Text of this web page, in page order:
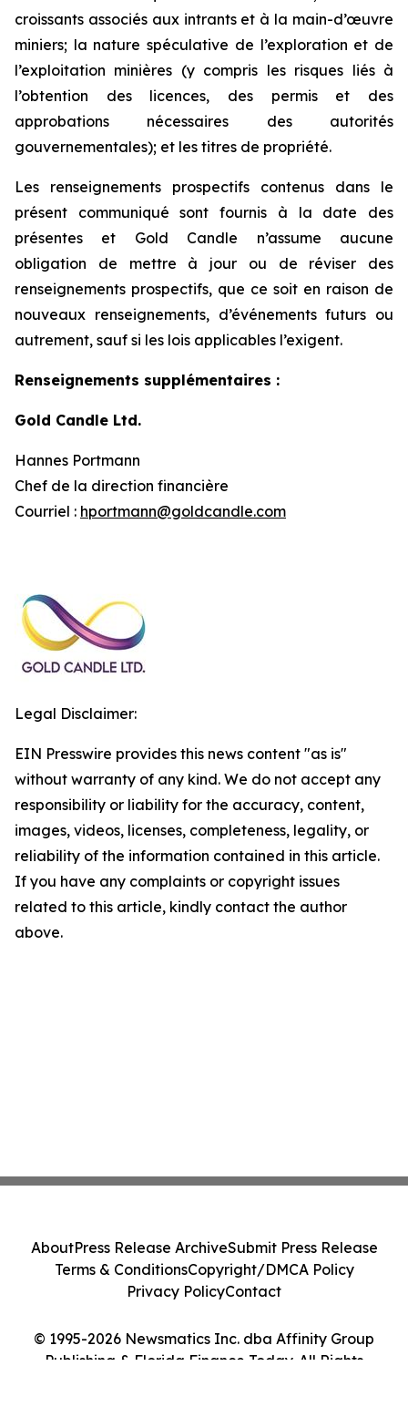
croissants associés aux intrants et à la main-d’œuvre
miniers; la nature spéculative de l’exploration et de
l’exploitation minières (y compris les risques liés à
l’obtention des licences, des permis et des
approbations nécessaires des autorités
gouvernementales); et les titres de propriété.
Les renseignements prospectifs contenus dans le
présent communiqué sont fournis à la date des
présentes et Gold Candle n’assume aucune
obligation de mettre à jour ou de réviser des
renseignements prospectifs, que ce soit en raison de
nouveaux renseignements, d’événements futurs ou
autrement, sauf si les lois applicables l’exigent.
Renseignements supplémentaires :
Gold Candle Ltd.
Hannes Portmann
Chef de la direction financière
Courriel : hportmann@goldcandle.com
Legal Disclaimer:
EIN Presswire provides this news content "as is"
without warranty of any kind. We do not accept any
responsibility or liability for the accuracy, content,
images, videos, licenses, completeness, legality, or
reliability of the information contained in this article.
If you have any complaints or copyright issues
related to this article, kindly contact the author
above.
© 1995-2026 Newsmatics Inc. dba Affinity Group
Publishing & Florida Finance Today. All Rights
AboutPress Release ArchiveSubmit Press Release
Terms & ConditionsCopyright/DMCA Policy
Privacy PolicyContact